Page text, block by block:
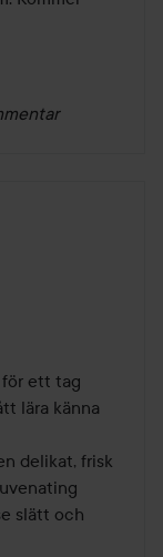
ett tag
lära känna
delikat, frisk
slätt och